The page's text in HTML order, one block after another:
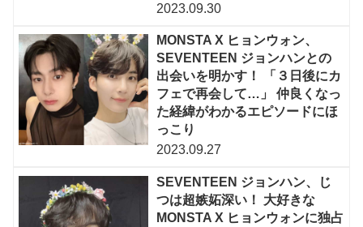
2023.09.30
MONSTA X ヒョンウォン、
SEVENTEEN ジョンハンとの
出会いを明かす！ 「３日後にカ
フェで再会して…」 仲良くなっ
た経緯がわかるエピソードにほ
っこり
2023.09.27
SEVENTEEN ジョンハン、じ
つは超嫉妬深い！ 大好きな
MONSTA X ヒョンウォンに独占